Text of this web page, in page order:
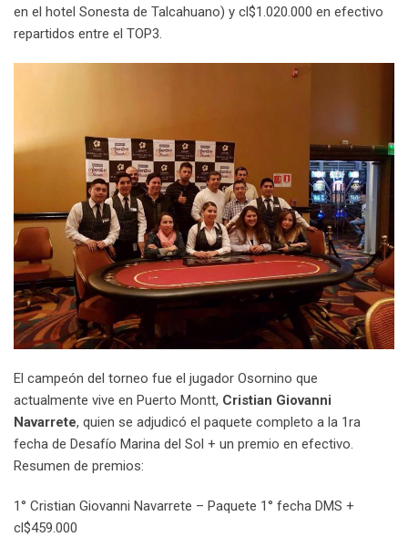
en el hotel Sonesta de Talcahuano) y cl$1.020.000 en efectivo
repartidos entre el TOP3.
El campeón del torneo fue el jugador Osornino que
actualmente vive en Puerto Montt, Cristian Giovanni
Navarrete, quien se adjudicó el paquete completo a la 1ra
fecha de Desafío Marina del Sol + un premio en efectivo.
Resumen de premios:
1° Cristian Giovanni Navarrete – Paquete 1° fecha DMS +
cl$459.000